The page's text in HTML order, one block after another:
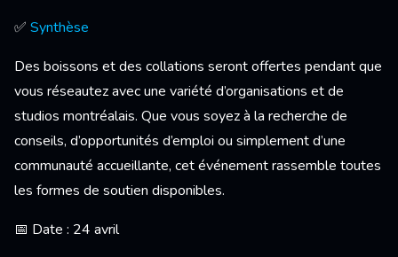
✅ Synthèse
Des boissons et des collations seront offertes pendant que
vous réseautez avec une variété d’organisations et de
studios montréalais. Que vous soyez à la recherche de
conseils, d’opportunités d’emploi ou simplement d’une
communauté accueillante, cet événement rassemble toutes
les formes de soutien disponibles.
📅 Date : 24 avril